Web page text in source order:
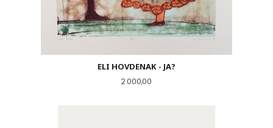
ELI HOVDENAK - JA?
Pris
2 000,00